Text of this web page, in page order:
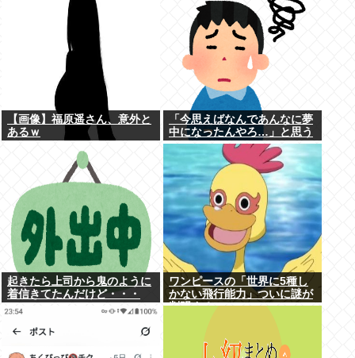
ろ･･･」⇒結果ｗｗ
【画像】福原遥さん、意外と
あるｗ
「今思えばなんであんなに夢
中になったんやろ…」と思う
コンテンツ
起きたら上司から鬼のように
着信きてたんだけど・・・
ワンピースの「世界に5種し
かない飛行能力」ついに謎が
判明するwww